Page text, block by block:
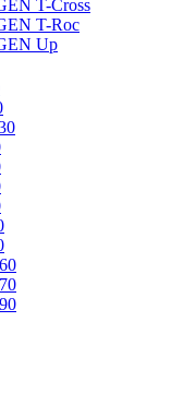
T-Cross
T-Roc
Up